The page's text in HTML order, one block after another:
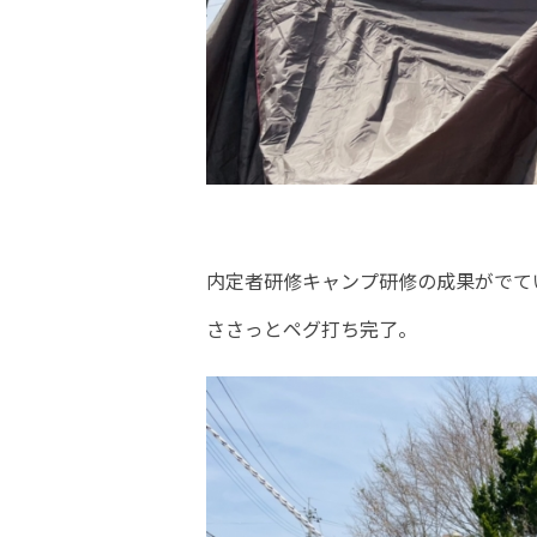
内定者研修キャンプ研修の成果がで
ささっとペグ打ち完了。